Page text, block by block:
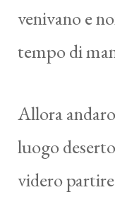
venivano e
tempo di
Allora
luogo
videro